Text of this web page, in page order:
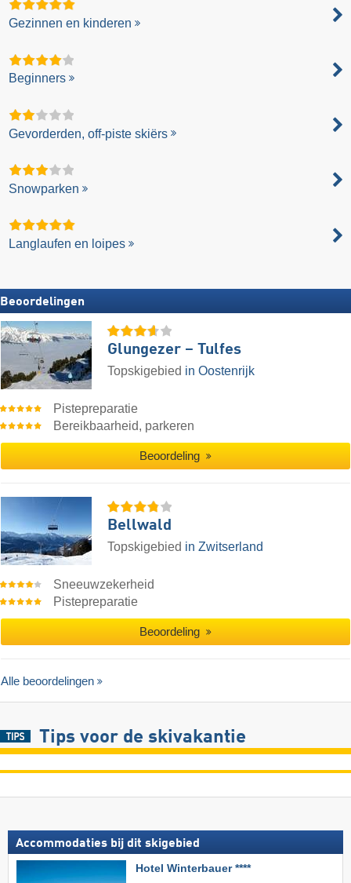
Gezinnen en kinderen
Beginners
Gevorderden, off-piste skiërs
Snowparken
Langlaufen en loipes
Beoordelingen
Glungezer – Tulfes
Topskigebied in Oostenrijk
Pistepreparatie
Bereikbaarheid, parkeren
Beoordeling
Bellwald
Topskigebied in Zwitserland
Sneeuwzekerheid
Pistepreparatie
Beoordeling
Alle beoordelingen
Tips voor de skivakantie
Accommodaties bij dit skigebied
Hotel Winterbauer ****